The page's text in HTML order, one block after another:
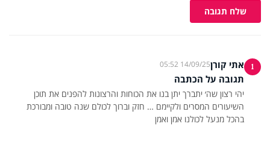
שלח תגובה
1 אתי קורן14/09/25 05:52
תגובה על הכתבה
יהי רצון שה׳ יתברך יתן בנו את הכוחות והרצונות להפנים את תוכן
השיעורים המסרים ולקיימם … חזק וברוך לכולם שנה טובה ומבורכת
בהכל מנעל לכולנו אמן ואמן